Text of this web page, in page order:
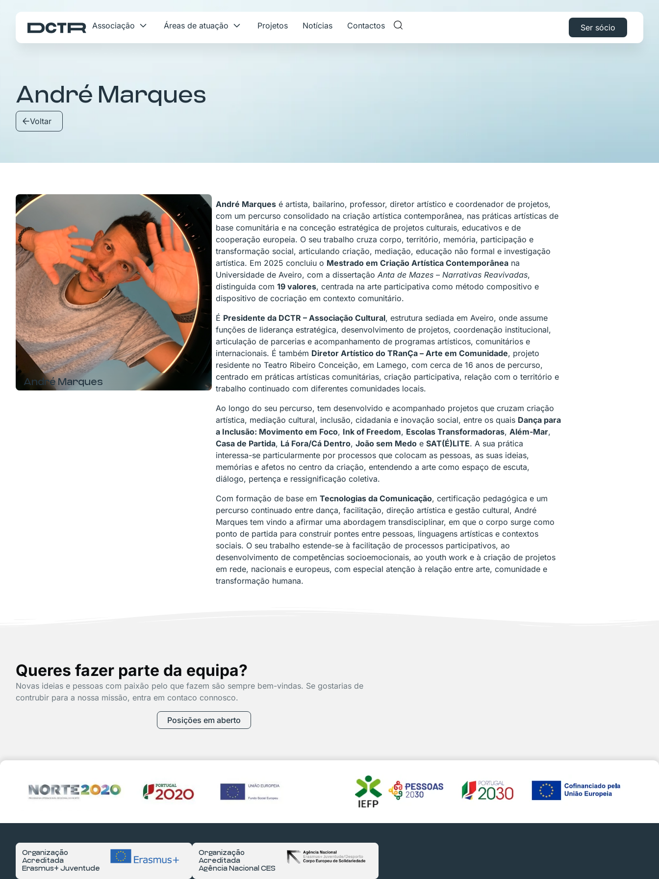
Associação Áreas de atuação Projetos Notícias Contactos Ser sócio
André Marques
Voltar
André Marques
André Marques é artista, bailarino, professor, diretor artístico e coordenador de projetos,
com um percurso consolidado na criação artística contemporânea, nas práticas artísticas de
base comunitária e na conceção estratégica de projetos culturais, educativos e de
cooperação europeia. O seu trabalho cruza corpo, território, memória, participação e
transformação social, articulando criação, mediação, educação não formal e investigação
artística. Em 2025 concluiu o Mestrado em Criação Artística Contemporânea na
Universidade de Aveiro, com a dissertação Anta de Mazes – Narrativas Reavivadas,
distinguida com 19 valores, centrada na arte participativa como método compositivo e
dispositivo de cocriação em contexto comunitário.
É Presidente da DCTR – Associação Cultural, estrutura sediada em Aveiro, onde assume
funções de liderança estratégica, desenvolvimento de projetos, coordenação institucional,
articulação de parcerias e acompanhamento de programas artísticos, comunitários e
internacionais. É também Diretor Artístico do TRanÇa – Arte em Comunidade, projeto
residente no Teatro Ribeiro Conceição, em Lamego, com cerca de 16 anos de percurso,
centrado em práticas artísticas comunitárias, criação participativa, relação com o território e
trabalho continuado com diferentes comunidades locais.
Ao longo do seu percurso, tem desenvolvido e acompanhado projetos que cruzam criação
artística, mediação cultural, inclusão, cidadania e inovação social, entre os quais Dança para
a Inclusão: Movimento em Foco, Ink of Freedom, Escolas Transformadoras, Além-Mar,
Casa de Partida, Lá Fora/Cá Dentro, João sem Medo e SAT(É)LITE. A sua prática
interessa-se particularmente por processos que colocam as pessoas, as suas ideias,
memórias e afetos no centro da criação, entendendo a arte como espaço de escuta,
diálogo, pertença e ressignificação coletiva.
Com formação de base em Tecnologias da Comunicação, certificação pedagógica e um
percurso continuado entre dança, facilitação, direção artística e gestão cultural, André
Marques tem vindo a afirmar uma abordagem transdisciplinar, em que o corpo surge como
ponto de partida para construir pontes entre pessoas, linguagens artísticas e contextos
sociais. O seu trabalho estende-se à facilitação de processos participativos, ao
desenvolvimento de competências socioemocionais, ao youth work e à criação de projetos
em rede, nacionais e europeus, com especial atenção à relação entre arte, comunidade e
transformação humana.
Queres fazer parte da equipa?
Novas ideias e pessoas com paixão pelo que fazem são sempre bem-vindas. Se gostarias de
contrubir para a nossa missão, entra em contaco connosco.
Posições em aberto
Organização
Acreditada
Erasmus+ Juventude
Organização
Acreditada
Agência Nacional CES